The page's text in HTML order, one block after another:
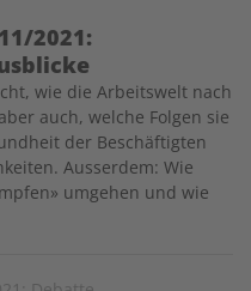
2021:
wie die Arbeitswelt nach
auch, welche Folgen sie
der Beschäftigten
Ausserdem: Wie
umgehen und wie